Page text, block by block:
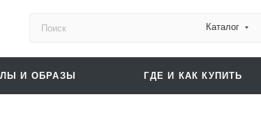
Каталог
И ОБРАЗЫ ГДЕ И КАК КУПИТЬ